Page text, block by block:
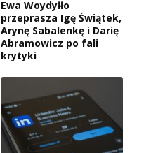
Ewa Woydyłło
przeprasza Igę Świątek,
Arynę Sabalenkę i Darię
Abramowicz po fali
krytyki